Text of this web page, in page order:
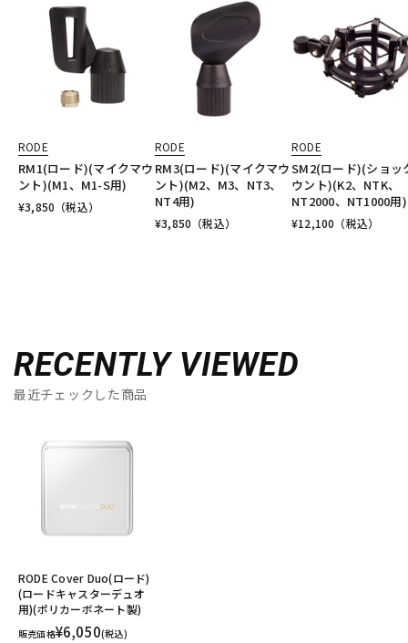
RODE
RM1(ロード)(マイクマウ
ント)(M1、M1-S用)
¥3,850 （税込）
RODE
RM3(ロード)(マイクマウ
ント)(M2、M3、NT3、
NT4用)
¥3,850 （税込）
RODE
SM2(ロード)(ショッ
ウント)(K2、NTK、
NT2000、NT1000用)
¥12,100 （税込）
RECENTLY VIEWED
最近チェックした商品
RODE Cover Duo(ロード)
(ロードキャスターデュオ
用)(ポリカーボネート製)
販売価格¥6,050(税込)